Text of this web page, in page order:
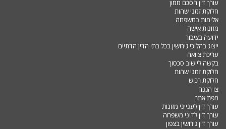
עורך דין הסכם ממון
חלוקת זמני שהות
אלימות במשפחה
מזונות אישה
ידועה בציבור
ייצוג בהליכי גירושין בכל בתי הדין הדתיים
עריכת צוואה
בקשה ליישוב סכסוך
חלוקת זמני שהות
חלוקת רכוש
צו הגנה
מפת אתר
עורך דין לענייני מזונות
עורך דין לדיני משפחה
עורך דין גירושין בצפון